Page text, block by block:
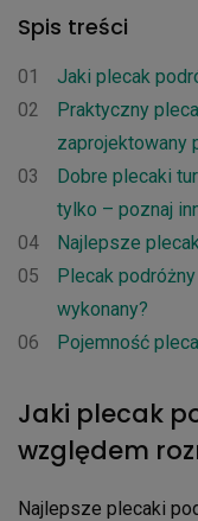
Spis treści
01
Jaki plecak
02
Praktyczny
zaprojektowany
03
Dobre plecaki
tylko – poznaj
04
Najlepsze
05
Plecak
wykonany?
06
Pojemność
Jaki plecak
względem
Najlepsze plecaki